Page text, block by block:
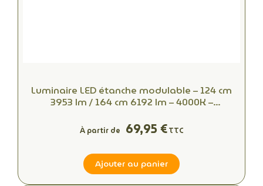
Luminaire LED étanche modulable – 124 cm
3953 lm / 164 cm 6192 lm – 4000K –
À partir de 69,95 €TTC
Ajouter au panier